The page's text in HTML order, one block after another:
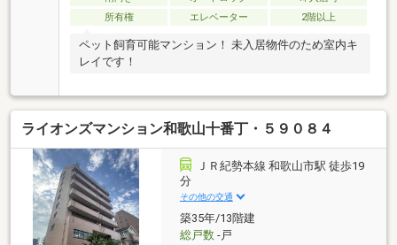
所有権
エレベーター 2階以上
ペット飼育可能マンション！ 未入居物件のため室内キ
レイです！
ライオンズマンション和歌山十番丁・５９０８４
ＪＲ紀勢本線 和歌山市駅 徒歩19
分
その他の交通
築35年/13階建
総戸数-戸